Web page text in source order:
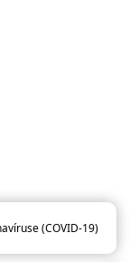
(COVID-19)